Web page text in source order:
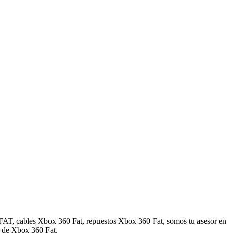
cables Xbox 360 Fat, repuestos Xbox 360 Fat, somos tu asesor en
de Xbox 360 Fat.